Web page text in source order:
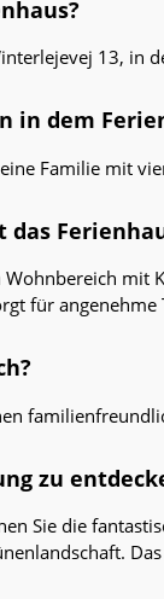
13, in
in dem
Familie mit
mit
für
zu
Sie die